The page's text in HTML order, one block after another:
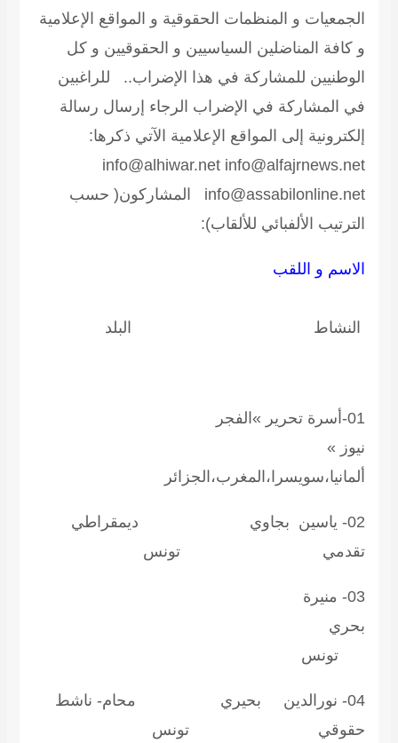
و المنظمات الحقوقية و المواقع الإعلامية
كافة المناضلين السياسيين و الحقوقيين و كل
للمشاركة في هذا الإضراب.. للراغبين
المشاركة في الإضراب الرجاء إرسال رسالة
إلى المواقع الإعلامية الآتي ذكرها:
info@alhiwar.net
المشاركون( حسب
الألفبائي للألقاب):
و اللقب
01-أسرة تحرير »الفجر
»
02- ياسين بجاوي ديمقراطي
تونس
03- منيرة
04- نورالدين بحيري محام- ناشط
تونس